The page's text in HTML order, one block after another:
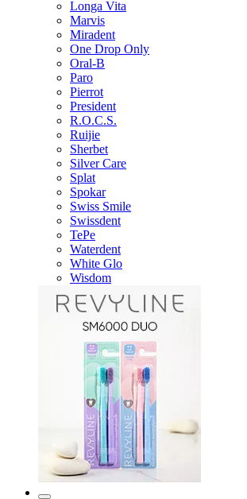
Longa Vita
Marvis
Miradent
One Drop Only
Oral-B
Paro
Pierrot
President
R.O.C.S.
Ruijie
Sherbet
Silver Care
Splat
Spokar
Swiss Smile
Swissdent
TePe
Waterdent
White Glo
Wisdom